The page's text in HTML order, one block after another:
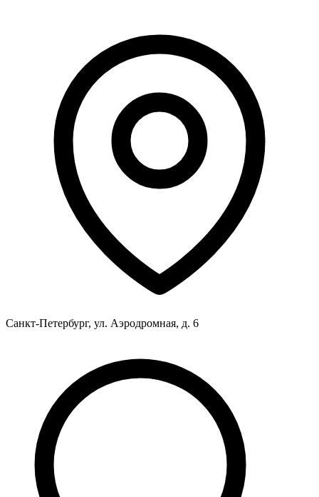
Санкт-Петербург, ул. Аэродромная, д. 6